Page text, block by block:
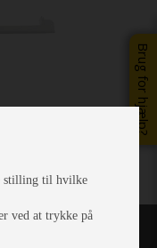
Brug for hjælp?
stilling til hvilke
ved at trykke på